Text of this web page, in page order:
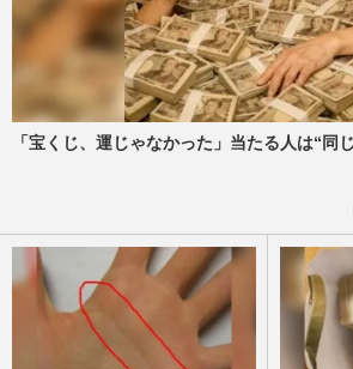
「宝くじ、運じゃなかった」当たる人は“同